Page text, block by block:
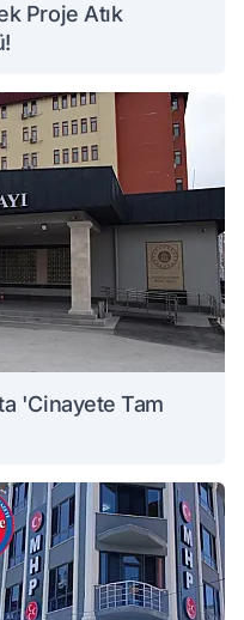
Proje Atık
'Cinayete Tam